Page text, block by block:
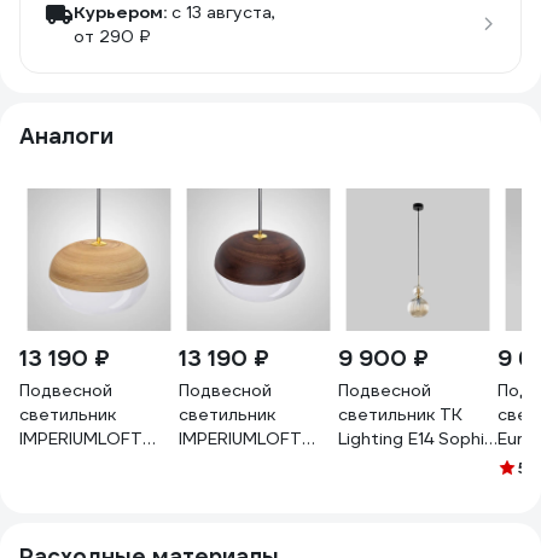
Курьером: c 13 августа,
от 290 ₽
Аналоги
13 190 ₽
Подвесной
светильник
IMPERIUMLOFT
13 190 ₽
Подвесной
светильник
IMPERIUMLOFT
9 900 ₽
Подвесной
светильник TK
Lighting E14 Sophia
9
5